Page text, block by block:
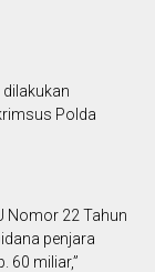
Polda
Nomor 22 Tahun
penjara
60 miliar,”